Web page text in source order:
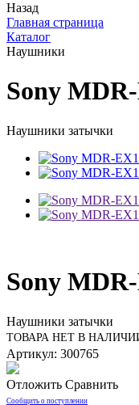
Назад
Главная страница
Каталог
Наушники
Sony
Наушники затычки
Sony
Наушники затычки
ТОВАРА НЕТ В
Артикул: 300765
Отложить Сравнить
Сообщить о поступлении